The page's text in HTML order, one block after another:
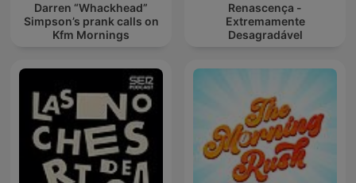
Darren “Whackhead”
Simpson’s prank calls on
Kfm Mornings
Renascença -
Extremamente
Desagradável